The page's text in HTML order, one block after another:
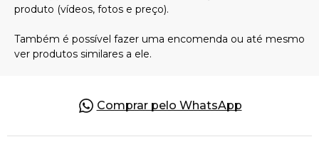
Comprar pelo WhatsApp
Pingentes
Pulseiras
Pedras Preciosas